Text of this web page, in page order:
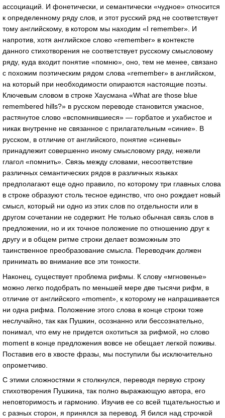
ассоциаций. И фонетически, и семантически «чудное» относится
к определенному ряду слов, и этот русский ряд не соответствует
тому английскому, в котором мы находим «I remember». И
напротив, хотя английское слово «remember» в контексте
данного стихотворения не соответствует русскому смысловому
ряду, куда входит понятие «помню», оно, тем не менее, связано
с похожим поэтическим рядом слова «remember» в английском,
на который при необходимости опираются настоящие поэты.
Ключевым словом в строке Хаусмана «What are those blue
remembered hills?» в русском переводе становится ужасное,
растянутое слово «вспомнившиеся» — горбатое и ухабистое и
никак внутренне не связанное с прилагательным «синие». В
русском, в отличие от английского, понятие «синевы»
принадлежит совершенно иному смысловому ряду, нежели
глагол «помнить». Связь между словами, несоответствие
различных семантических рядов в различных языках
предполагают еще одно правило, по которому три главных слова
в строке образуют столь тесное единство, что оно рождает новый
смысл, который ни одно из этих слов по отдельности или в
другом сочетании не содержит. Не только обычная связь слов в
предложении, но и их точное положение по отношению друг к
другу и в общем ритме строки делает возможным это
таинственное преобразование смысла. Переводчик должен
принимать во внимание все эти тонкости.
Наконец, существует проблема рифмы. К слову «мгновенье»
можно легко подобрать по меньшей мере две тысячи рифм, в
отличие от английского «moment», к которому не напрашивается
ни одна рифма. Положение этого слова в конце строки тоже
неслучайно, так как Пушкин, осознанно или бессознательно,
понимал, что ему не придется охотиться за рифмой, но слово
moment в конце предложения вовсе не обещает легкой поживы.
Поставив его в хвосте фразы, мы поступили бы исключительно
опрометчиво.
С этими сложностями я столкнулся, переводя первую строку
стихотворения Пушкина, так полно выражающую автора, его
неповторимость и гармонию. Изучив ее со всей тщательностью и
с разных сторон, я принялся за перевод. Я бился над строчкой